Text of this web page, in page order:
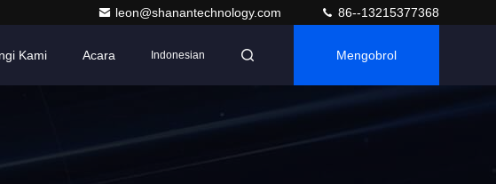
leon@shanantechnology.com 86--13215377368
Kami Acara Indonesian Mengobrol